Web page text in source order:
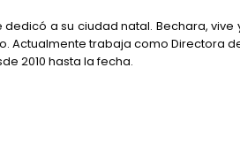
a su ciudad natal. Bechara, vive
Actualmente trabaja como Directora
2010 hasta la fecha.